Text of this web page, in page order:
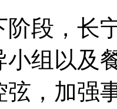
阶段，长
小组以及
弦，加强